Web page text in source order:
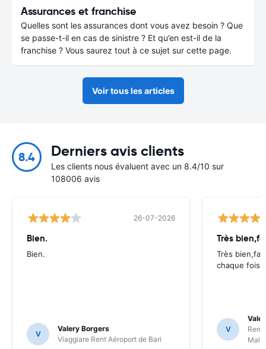
Assurances et franchise
Quelles sont les assurances dont vous avez besoin ? Que
se passe-t-il en cas de sinistre ? Et qu’en est-il de la
franchise ? Vous saurez tout à ce sujet sur cette page.
Voir tous les articles
8.4 Derniers avis clients
Les clients nous évaluent avec un 8.4/10 sur
108006 avis
26-07-2026
Bien.
Bien.
V
Valery Borgers
Viaggiare Rent Aéroport de Bari
Très
Très
chaque fois.
V